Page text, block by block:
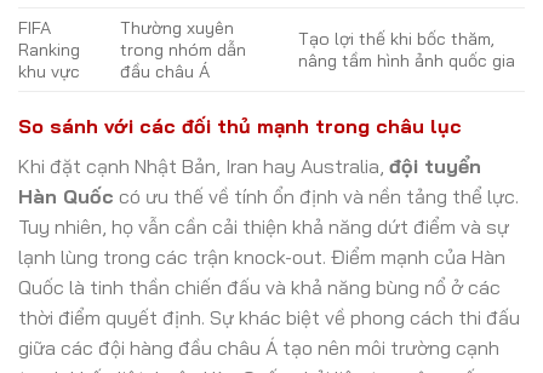
FIFA
Ranking
khu vực
Thường xuyên
trong nhóm dẫn
đầu châu Á
Tạo lợi thế khi bốc thăm,
nâng tầm hình ảnh quốc gia
So sánh với các đối thủ mạnh trong châu lục
Khi đặt cạnh Nhật Bản, Iran hay Australia, đội tuyển
Hàn Quốc có ưu thế về tính ổn định và nền tảng thể lực.
Tuy nhiên, họ vẫn cần cải thiện khả năng dứt điểm và sự
lạnh lùng trong các trận knock-out. Điểm mạnh của Hàn
Quốc là tinh thần chiến đấu và khả năng bùng nổ ở các
thời điểm quyết định. Sự khác biệt về phong cách thi đấu
giữa các đội hàng đầu châu Á tạo nên môi trường cạnh